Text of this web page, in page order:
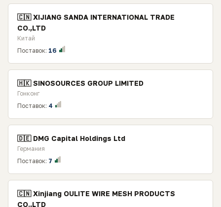
🇨🇳 XIJIANG SANDA INTERNATIONAL TRADE
CO.,LTD
Китай
Поставок: 16
🇭🇰 SINOSOURCES GROUP LIMITED
Гонконг
Поставок: 4
🇩🇪 DMG Capital Holdings Ltd
Германия
Поставок: 7
🇨🇳 Xinjiang OULITE WIRE MESH PRODUCTS
CO.,LTD